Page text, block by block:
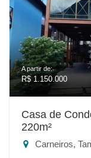
A partir de:
R$ 1.150.000
Casa de
220m²
Carneiros,